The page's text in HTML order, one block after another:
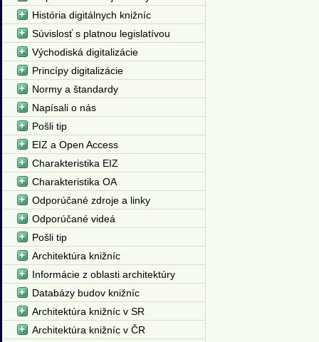
História digitálnych knižníc
Súvislosť s platnou legislatívou
Východiská digitalizácie
Princípy digitalizácie
Normy a štandardy
Napísali o nás
Pošli tip
EIZ a Open Access
Charakteristika EIZ
Charakteristika OA
Odporúčané zdroje a linky
Odporúčané videá
Pošli tip
Architektúra knižníc
Informácie z oblasti architektúry
Databázy budov knižníc
Architektúra knižníc v SR
Architektúra knižníc v ČR